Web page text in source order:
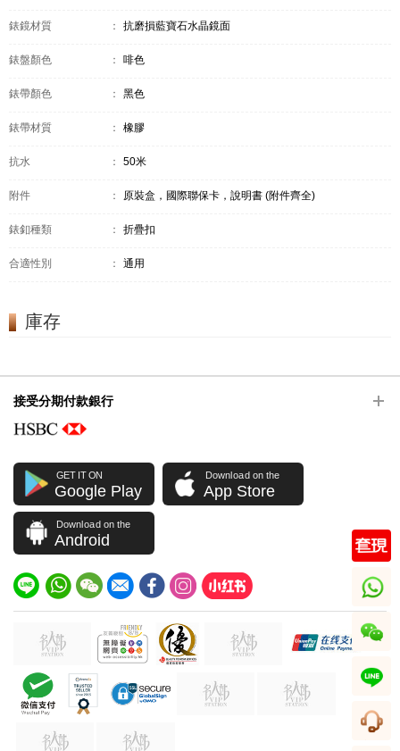
錶鏡材質 ： 抗磨損藍寶石水晶鏡面
錶盤顏色 ： 啡色
錶帶顏色 ： 黑色
錶帶材質 ： 橡膠
抗水 ： 50米
附件 ： 原裝盒，國際聯保卡，說明書 (附件齊全)
錶釦種類 ： 折疊扣
合適性別 ： 通用
庫存
接受分期付款銀行
GET IT ON
Google Play
Download on the
App Store
Download on the
Android
whatsapp